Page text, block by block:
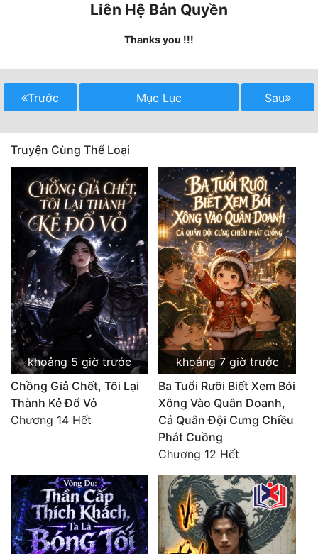
Nữ Cường
Phong Thủy - Tâm Linh
Phản Phái
Quan Trường
Quân Sự
Sảng Văn
Sắc
Sủng
Thanh Xuân
Tiên Hiệp
Tiểu Thuyết
Triều Đấu
Trùng Sinh
Trọng Sinh
Liên Hệ Bản Quyền
Thanks you !!!
Trước Mục Lục Sau
Truyện Cùng Thể Loại
khoảng 5 giờ trước
Chồng Giả Chết, Tôi Lại
Thành Kẻ Đổ Vỏ
Chương 14 Hết
khoảng 7 giờ trước
Ba Tuổi Rưỡi Biết Xem Bói
Xông Vào Quân Doanh,
Cả Quân Đội Cưng Chiều
Phát Cuồng
Chương 12 Hết